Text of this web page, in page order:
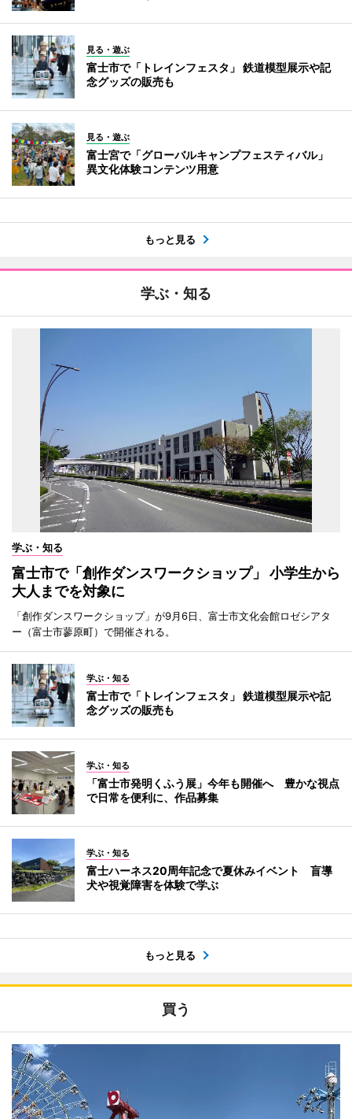
見る・遊ぶ
富士市で「トレインフェスタ」 鉄道模型展示や記
念グッズの販売も
見る・遊ぶ
富士宮で「グローバルキャンプフェスティバル」
異文化体験コンテンツ用意
もっと見る
学ぶ・知る
学ぶ・知る
富士市で「創作ダンスワークショップ」 小学生から
大人までを対象に
「創作ダンスワークショップ」が9月6日、富士市文化会館ロゼシアタ
ー（富士市蓼原町）で開催される。
学ぶ・知る
富士市で「トレインフェスタ」 鉄道模型展示や記
念グッズの販売も
学ぶ・知る
「富士市発明くふう展」今年も開催へ 豊かな視点
で日常を便利に、作品募集
学ぶ・知る
富士ハーネス20周年記念で夏休みイベント 盲導
犬や視覚障害を体験で学ぶ
もっと見る
買う